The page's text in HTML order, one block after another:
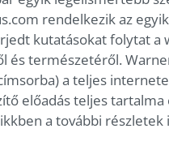
rendelkezik az
kutatásokat folytat a
és természetéről.
a teljes
előadás teljes
a további